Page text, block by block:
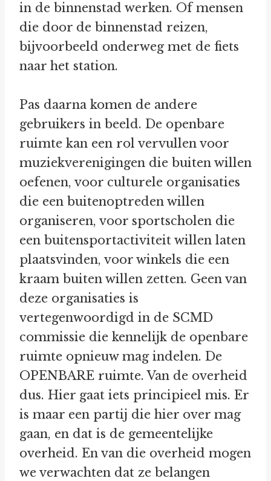
in de binnenstad werken. Of mensen
die door de binnenstad reizen,
bijvoorbeeld onderweg met de fiets
naar het station.
Pas daarna komen de andere
gebruikers in beeld. De openbare
ruimte kan een rol vervullen voor
muziekverenigingen die buiten willen
oefenen, voor culturele organisaties
die een buitenoptreden willen
organiseren, voor sportscholen die
een buitensportactiviteit willen laten
plaatsvinden, voor winkels die een
kraam buiten willen zetten. Geen van
deze organisaties is
vertegenwoordigd in de SCMD
commissie die kennelijk de openbare
ruimte opnieuw mag indelen. De
OPENBARE ruimte. Van de overheid
dus. Hier gaat iets principieel mis. Er
is maar een partij die hier over mag
gaan, en dat is de gemeentelijke
overheid. En van die overheid mogen
we verwachten dat ze belangen